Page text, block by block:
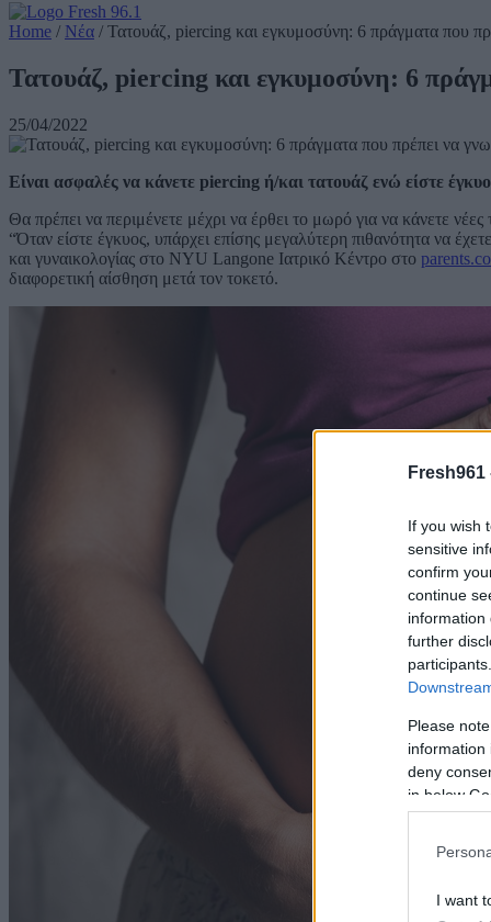
Fresh961
If you wish
sensitive
confirm
continue
information
further
Please
information
deny
in below
I want
Home / Νέα / Τατουάζ, piercing και εγκυμοσύνη: 6 πράγματα που
Τατουάζ, piercing και εγκυμοσύνη: 6
25/04/2022
Είναι ασφαλές να κάνετε piercing ή/και τατουάζ ενώ είστε
Θα πρέπει να περιμένετε μέχρι να έρθει το μωρό για να κάνετε
“Όταν είστε έγκυος, υπάρχει επίσης μεγαλύτερη πιθανότητα να
και γυναικολογίας στο NYU Langone Ιατρικό Κέντρο στο
διαφορετική αίσθηση μετά τον τοκετό.